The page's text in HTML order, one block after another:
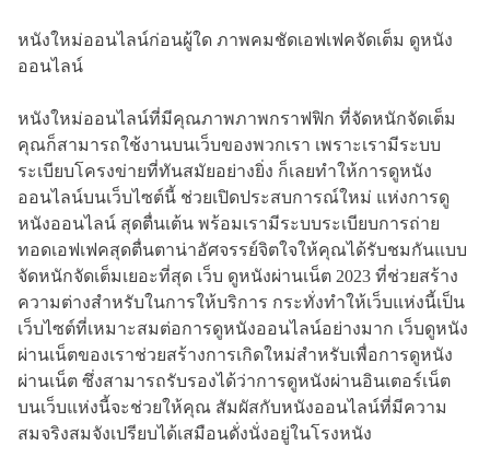
หนังใหม่ออนไลน์ก่อนผู้ใด ภาพคมชัดเอฟเฟคจัดเต็ม ดูหนัง
ออนไลน์
หนังใหม่ออนไลน์ที่มีคุณภาพภาพกราฟฟิก ที่จัดหนักจัดเต็ม
คุณก็สามารถใช้งานบนเว็บของพวกเรา เพราะเรามีระบบ
ระเบียบโครงข่ายที่ทันสมัยอย่างยิ่ง ก็เลยทำให้การดูหนัง
ออนไลน์บนเว็บไซต์นี้ ช่วยเปิดประสบการณ์ใหม่ แห่งการดู
หนังออนไลน์ สุดตื่นเต้น พร้อมเรามีระบบระเบียบการถ่าย
ทอดเอฟเฟคสุดตื่นตาน่าอัศจรรย์จิตใจให้คุณได้รับชมกันแบบ
จัดหนักจัดเต็มเยอะที่สุด เว็บ ดูหนังผ่านเน็ต 2023 ที่ช่วยสร้าง
ความต่างสำหรับในการให้บริการ กระทั่งทำให้เว็บแห่งนี้เป็น
เว็บไซต์ที่เหมาะสมต่อการดูหนังออนไลน์อย่างมาก เว็บดูหนัง
ผ่านเน็ตของเราช่วยสร้างการเกิดใหม่สำหรับเพื่อการดูหนัง
ผ่านเน็ต ซึ่งสามารถรับรองได้ว่าการดูหนังผ่านอินเตอร์เน็ต
บนเว็บแห่งนี้จะช่วยให้คุณ สัมผัสกับหนังออนไลน์ที่มีความ
สมจริงสมจังเปรียบได้เสมือนดั่งนั่งอยู่ในโรงหนัง